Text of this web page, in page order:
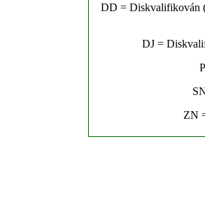
DD = Diskvalifikován
DJ =
ZN